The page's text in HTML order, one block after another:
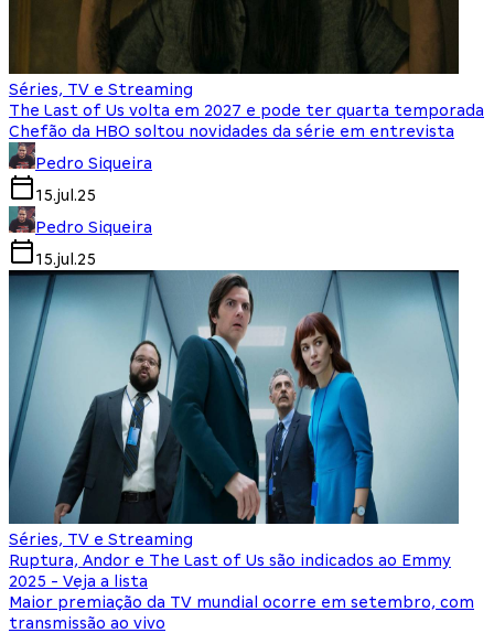
Séries, TV e Streaming
The Last of Us volta em 2027 e pode ter quarta temporada
Chefão da HBO soltou novidades da série em entrevista
Pedro Siqueira
15.jul.25
Pedro Siqueira
15.jul.25
Séries, TV e Streaming
Ruptura, Andor e The Last of Us são indicados ao Emmy
2025 - Veja a lista
Maior premiação da TV mundial ocorre em setembro, com
transmissão ao vivo